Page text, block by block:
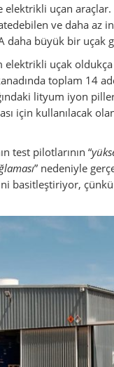
elektrikli uçan
ve daha az
daha büyük bir uçak
elektrikli uçak
toplam 14
lityum iyon
için kullanılacak
test pilotlarının “
” nedeniyle
basitleştiriyor,